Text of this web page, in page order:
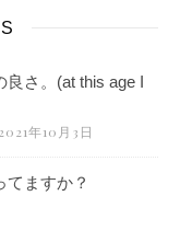
さ。(at this age I
2021年10月3日
ますか？